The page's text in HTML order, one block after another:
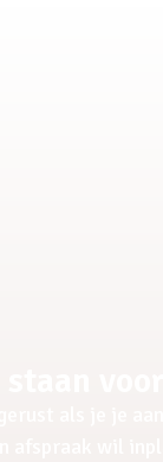
als je je
afspraak wil